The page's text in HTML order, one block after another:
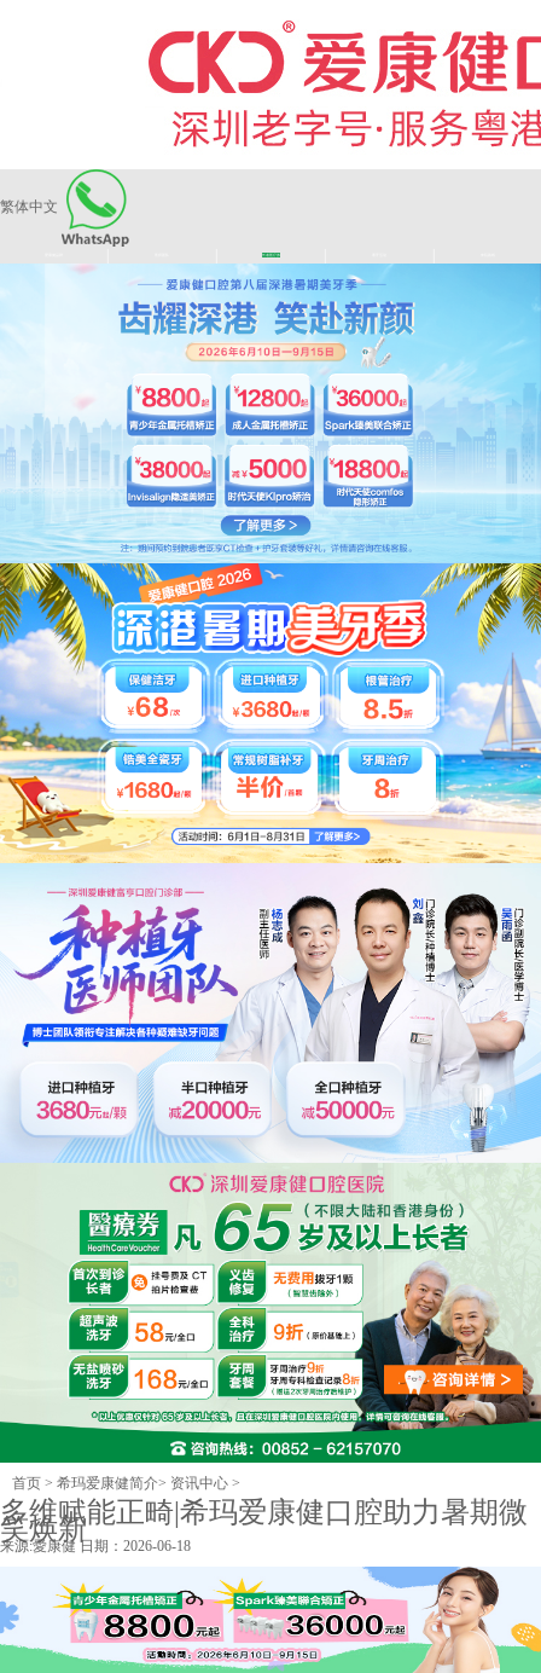
繁体中文
长者医疗券
首页 > 希玛爱康健简介> 资讯中心 >
多维赋能正畸|希玛爱康健口腔助力暑期微
笑焕新
来源:愛康健 日期：2026-06-18